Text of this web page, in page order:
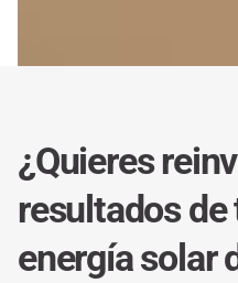
¿Quieres
resultados
energía solar